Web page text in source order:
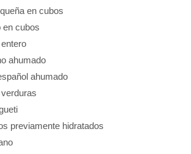
en cubos
en cubos
ahumado
ahumado
previamente hidratados